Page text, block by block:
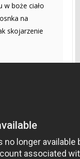
w boże ciało
na
skojarzenie